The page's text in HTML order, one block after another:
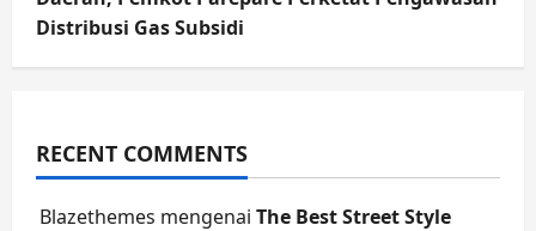
Distribusi Gas Subsidi
RECENT COMMENTS
Blazethemes mengenai The Best Street Style